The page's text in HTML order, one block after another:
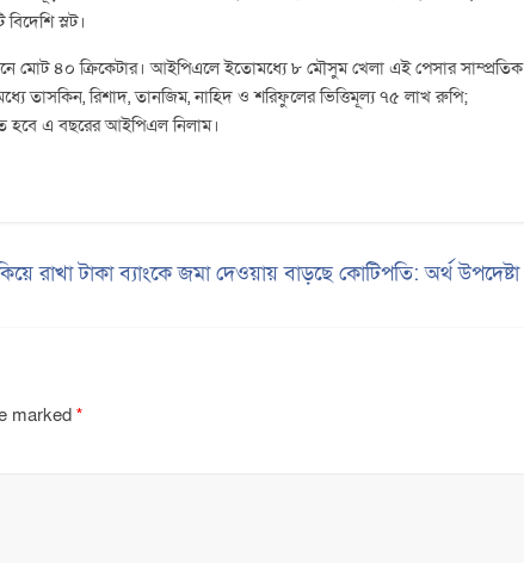
স্লট।
মোট ৪০ ক্রিকেটার। আইপিএলে ইতোমধ্যে ৮ মৌসুম খেলা এই পেসার সাম্প্রতিক
তাসকিন, রিশাদ, তানজিম, নাহিদ ও শরিফুলের ভিত্তিমূল্য ৭৫ লাখ রুপি;
হবে এ বছরের আইপিএল নিলাম।
রাখা টাকা ব্যাংকে জমা দেওয়ায় বাড়ছে কোটিপতি: অর্থ উপদেষ্টা
marked *